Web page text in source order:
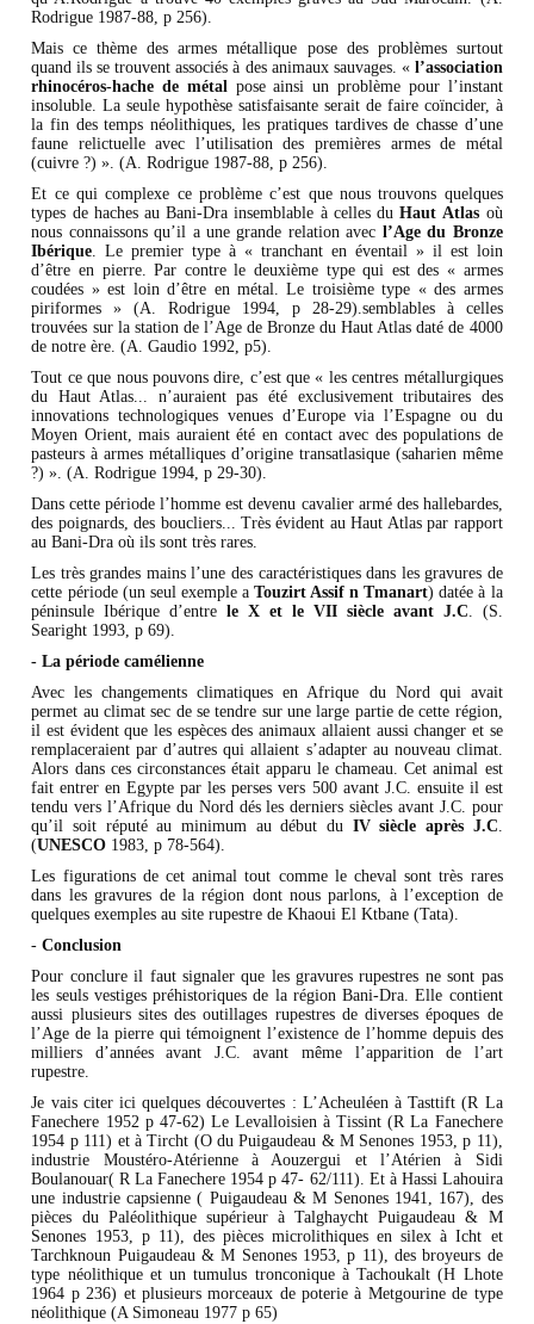
Rodrigue 1987-88, p 256).
Mais ce thème des armes métallique pose des problèmes surtout
quand ils se trouvent associés à des animaux sauvages. « l’association
rhinocéros-hache de métalpose ainsi un problème pour l’instant
insoluble. La seule hypothèse satisfaisante serait de faire coïncider, à
la fin des temps néolithiques, les pratiques tardives de chasse d’une
faune relictuelle avec l’utilisation des premières armes de métal
(cuivre ?) ». (A. Rodrigue 1987-88, p 256).
Et ce qui complexe ce problème c’est que nous trouvons quelques
types de haches au Bani-Dra insemblable à celles duHaut Atlas où
nous connaissons qu’il a une grande relation avec l’Age du Bronze
Ibérique. Le premier type à « tranchant en éventail » il est loin
d’être en pierre. Par contre le deuxième type qui est des « armes
coudées » est loin d’être en métal. Le troisième type « des armes
piriformes » (A. Rodrigue 1994, p 28-29).semblables à celles
trouvées sur la station de l’Age de Bronze du Haut Atlas daté de 4000
de notre ère. (A. Gaudio 1992, p5).
Tout ce que nous pouvons dire, c’est que « les centres métallurgiques
du Haut Atlas... n’auraient pas été exclusivement tributaires des
innovations technologiques venues d’Europe via l’Espagne ou du
Moyen Orient, mais auraient été en contact avec des populations de
pasteurs à armes métalliques d’origine transatlasique (saharien même
?) ». (A. Rodrigue 1994, p 29-30).
Dans cette période l’homme est devenu cavalier armé des hallebardes,
des poignards, des boucliers... Très évident au Haut Atlas par rapport
au Bani-Dra où ils sont très rares.
Les très grandes mains l’une des caractéristiques dans les gravures de
cette période (un seul exemple a Touzirt Assif n Tmanart) datée à la
péninsule Ibérique d’entrele X et le VII siècle avant J.C. (S.
Searight 1993, p 69).
- La période camélienne
Avec les changements climatiques en Afrique du Nord qui avait
permet au climat sec de se tendre sur une large partie de cette région,
il est évident que les espèces des animaux allaient aussi changer et se
remplaceraient par d’autres qui allaient s’adapter au nouveau climat.
Alors dans ces circonstances était apparu le chameau. Cet animal est
fait entrer en Egypte par les perses vers 500 avant J.C. ensuite il est
tendu vers l’Afrique du Nord dés les derniers siècles avant J.C. pour
qu’il soit réputé au minimum au début du IV siècle après J.C.
(UNESCO 1983, p 78-564).
Les figurations de cet animal tout comme le cheval sont très rares
dans les gravures de la région dont nous parlons, à l’exception de
quelques exemples au site rupestre de Khaoui El Ktbane (Tata).
-Conclusion
Pour conclure il faut signaler que les gravures rupestres ne sont pas
les seuls vestiges préhistoriques de la région Bani-Dra. Elle contient
aussi plusieurs sites des outillages rupestres de diverses époques de
l’Age de la pierre qui témoignent l’existence de l’homme depuis des
milliers d’années avant J.C. avant même l’apparition de l’art
rupestre.
Je vais citer ici quelques découvertes : L’Acheuléen à Tasttift (R La
Fanechere 1952 p 47-62) Le Levalloisien à Tissint (R La Fanechere
1954 p 111) et à Tircht (O du Puigaudeau & M Senones 1953, p 11),
industrie Moustéro-Atérienne à Aouzergui et l’Atérien à Sidi
Boulanouar( R La Fanechere 1954 p 47- 62/111). Et à Hassi Lahouira
une industrie capsienne ( Puigaudeau & M Senones 1941, 167), des
pièces du Paléolithique supérieur à Talghaycht Puigaudeau & M
Senones 1953, p 11), des pièces microlithiques en silex à Icht et
Tarchknoun Puigaudeau & M Senones 1953, p 11), des broyeurs de
type néolithique et un tumulus tronconique à Tachoukalt (H Lhote
1964 p 236) et plusieurs morceaux de poterie à Metgourine de type
néolithique (A Simoneau 1977 p 65)